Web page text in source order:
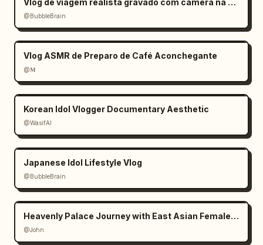
Vlog de viagem realista gravado com câmera na mão
@BubbleBrain
Vlog ASMR de Preparo de Café Aconchegante
@𝐌
Korean Idol Vlogger Documentary Aesthetic
@WasifAI
Japanese Idol Lifestyle Vlog
@BubbleBrain
Heavenly Palace Journey with East Asian Female Protagonist
@John